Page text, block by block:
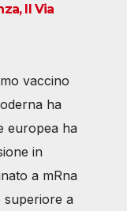
Il Via
vaccino
ha
europea ha
in
a mRna
superiore a